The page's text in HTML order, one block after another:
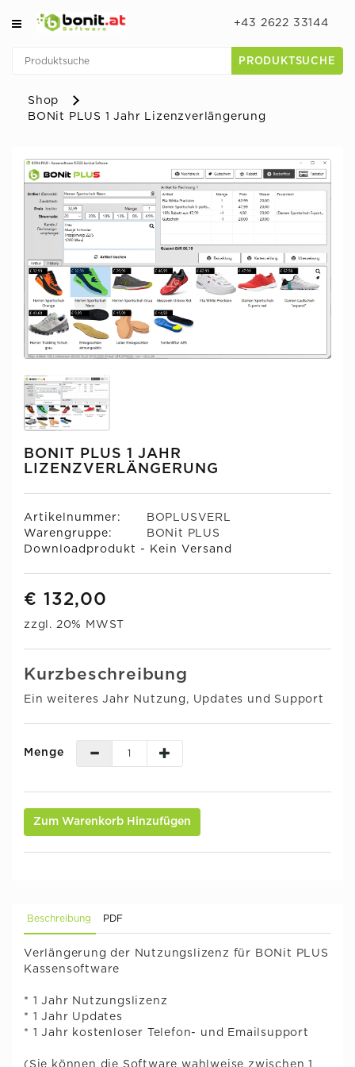
+43 2622 33144
PRODUKTSUCHE
Shop
BONit PLUS 1 Jahr Lizenzverlängerung
BONIT PLUS 1 JAHR
LIZENZVERLÄNGERUNG
Artikelnummer:
BOPLUSVERL
Warengruppe:
BONit PLUS
Downloadprodukt - Kein Versand
€ 132,00
zzgl. 20% MWST
Kurzbeschreibung
Ein weiteres Jahr Nutzung, Updates und Support
Menge
Zum Warenkorb Hinzufügen
Beschreibung PDF
Verlängerung der Nutzungslizenz für BONit PLUS
Kassensoftware
* 1 Jahr Nutzungslizenz
* 1 Jahr Updates
* 1 Jahr kostenloser Telefon- und Emailsupport
(Sie können die Software wahlweise zwischen 1